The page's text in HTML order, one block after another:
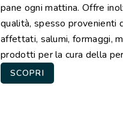
pane ogni mattina. Offre
qualità, spesso provenienti
affettati, salumi, formaggi,
prodotti per la cura della
SCOPRI